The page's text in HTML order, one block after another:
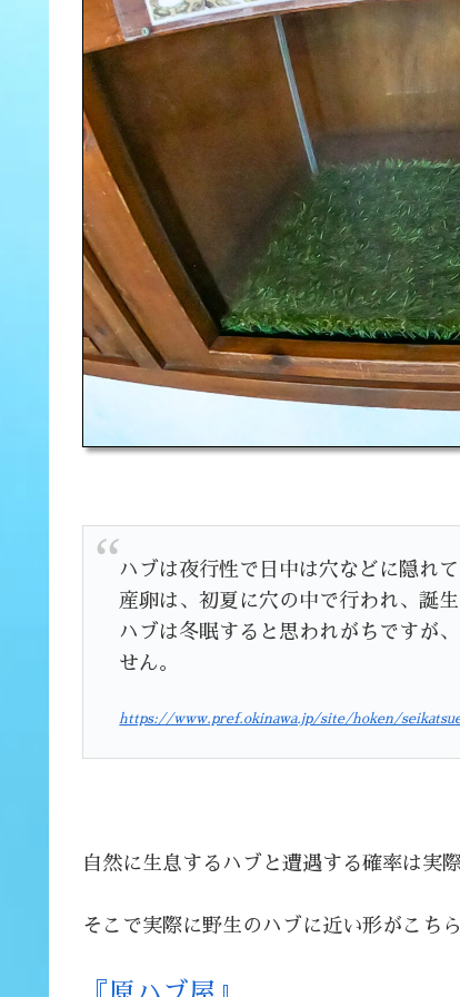
ハブは夜行性で日中は穴などに隠れて
産卵は、初夏に穴の中で行われ、誕
ハブは冬眠すると思われがちですが
せん。
https://www.pref.okinawa.jp/site/hoken/
自然に生息するハブと遭遇する確率は実
そこで実際に野生のハブに近い形がこち